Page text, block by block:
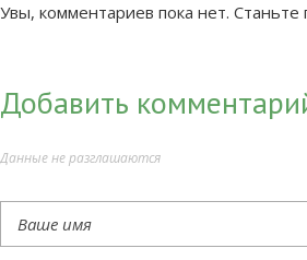
Увы, комментариев пока нет. Станьте
Добавить
Данные не разглашаются